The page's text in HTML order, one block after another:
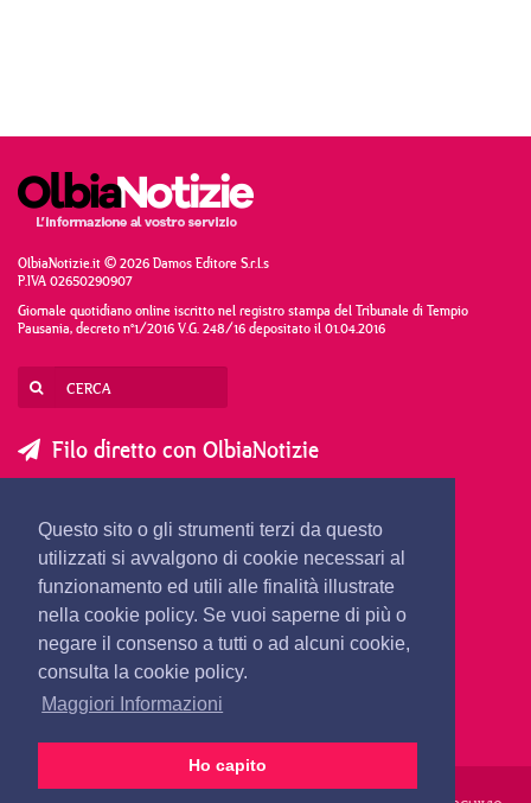
Questo sito o gli strumenti terzi da questo
utilizzati si avvalgono di cookie necessari al
funzionamento ed utili alle finalità illustrate
nella cookie policy. Se vuoi saperne di più o
negare il consenso a tutti o ad alcuni cookie,
consulta la cookie policy.
Maggiori Informazioni
Ho capito
OlbiaNotizie.it © 2026 Damos Editore S.r.l.s
P.IVA 02650290907
Giornale quotidiano online iscritto nel registro stampa del Tribunale di Tempio
Pausania, decreto n°1/2016 V.G. 248/16 depositato il 01.04.2016
Filo diretto con OlbiaNotizie
SEGNALA UNA NOTIZIA
SEGNALA UN EVENTO
redazione@olbianotizie.it